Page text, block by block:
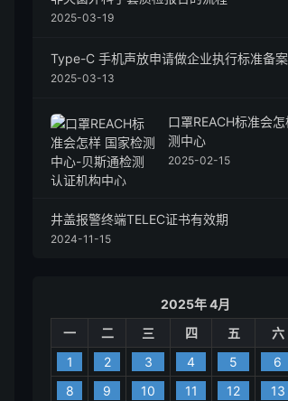
2025-03-19
Type-C 手机声放申请做企业执行标准备案
2025-03-13
口罩REACH标准会
测中心
2025-02-15
井盖报警终端TELEC证书有效期
2024-11-15
2025年 4月
一
二 三 四 五 六
1
2 3 4 5 6
8
9 10 11 12 13